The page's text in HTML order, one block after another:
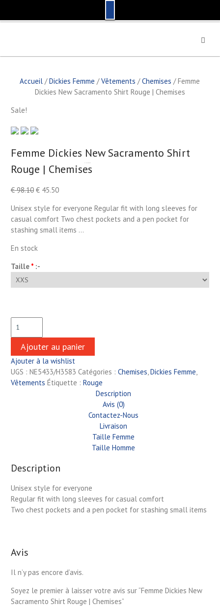
p
Accueil /Dickies Femme /Vêtements /Chemises / Femme
Dickies New Sacramento Shirt Rouge | Chemises
Sale!
Femme Dickies New Sacramento Shirt
Rouge | Chemises
€98.10 €45.50
Unisex style for everyone Regular fit with long sleeves for
casual comfort Two chest pockets and a pen pocket for
stashing small items …
En stock
Taille *:-
Ajouter au panier
Ajouter à la wishlist
UGS : NE5433/H3583 Catégories : Chemises,Dickies Femme,
Vêtements Étiquette : Rouge
Description
Avis (0)
Contactez-Nous
Livraison
Taille Femme
Taille Homme
Description
Unisex style for everyone
Regular fit with long sleeves for casual comfort
Two chest pockets and a pen pocket for stashing small items
Avis
Il n’y pas encore d’avis.
Soyez le premier à laisser votre avis sur “Femme Dickies New
Sacramento Shirt Rouge | Chemises”